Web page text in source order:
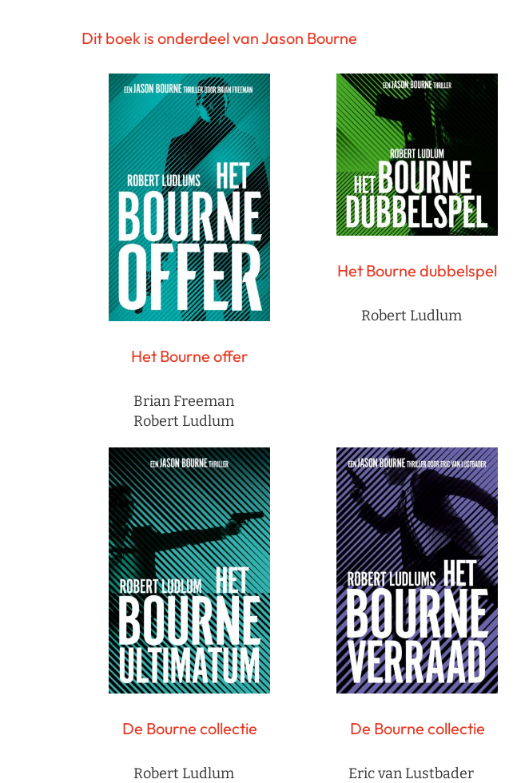
Dit boek is onderdeel van Jason Bourne
Het Bourne offer
Brian Freeman
Robert Ludlum
Het Bourne dubbelspel
Robert Ludlum
De Bourne collectie
Robert Ludlum
De Bourne collectie
Eric van Lustbader